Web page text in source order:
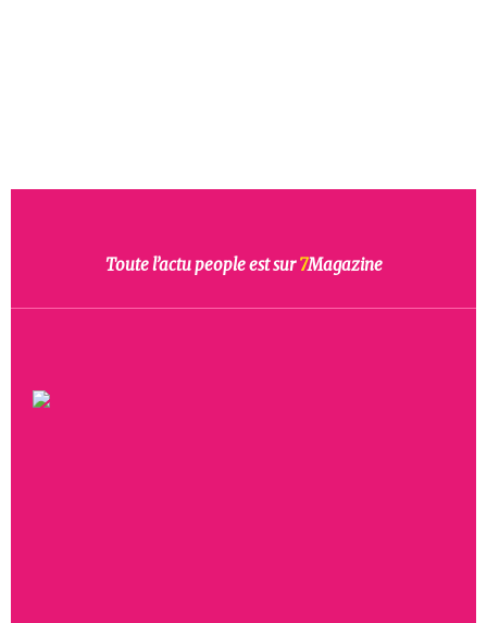
Toute l’actu people est sur7Magazine